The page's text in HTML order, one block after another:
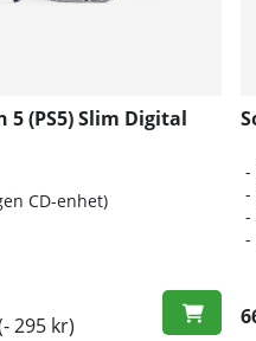
5 (PS5) Slim Digital
CD-enhet)
295 kr)
-
-
-
-